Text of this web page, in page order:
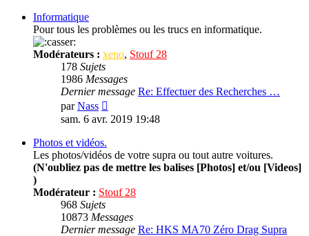
Informatique
Pour tous les problèmes ou les trucs en informatique.
Modérateurs : xeno, Stouf 28
178 Sujets
1986 Messages
Dernier message Re: Effectuer des Recherches …
parNass
le
sam. 6 avr. 2019 19:48
Photos et vidéos.
Les photos/vidéos de votre supra ou tout autre voitures.
(N'oubliez pas de mettre les balises [Photos] et/ou [Videos]
)
Modérateur : Stouf 28
968 Sujets
10873 Messages
Dernier message Re: HKS MA70 Zéro Drag Supra